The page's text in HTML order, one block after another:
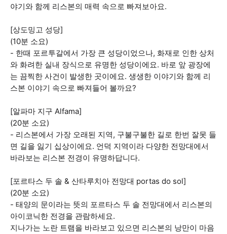
야기와 함께 리스본의 매력 속으로 빠져보아요.
[상도밍고 성당]
(10분 소요)
- 한때 포르투갈에서 가장 큰 성당이었으나, 화재로 인한 상처
와 화려한 실내 장식으로 유명한 성당이에요. 바로 앞 광장에
는 끔찍한 사건이 발생한 곳이에요. 생생한 이야기와 함께 리
스본 이야기 속으로 빠져들어 볼까요?
[알파마 지구 Alfama]
(20분 소요)
- 리스본에서 가장 오래된 지역, 구불구불한 길로 한번 잘못 들
면 길을 잃기 십상이에요. 언덕 지역이라 다양한 전망대에서
바라보는 리스본 전경이 유명하답니다.
[포르타스 두 솔 & 산타루치아 전망대 portas do sol]
(20분 소요)
- 태양의 문이라는 뜻의 포르타스 두 솔 전망대에서 리스본의
아이코닉한 전경을 관람하세요.
지나가는 노란 트램을 바라보고 있으면 리스본의 낭만이 마음